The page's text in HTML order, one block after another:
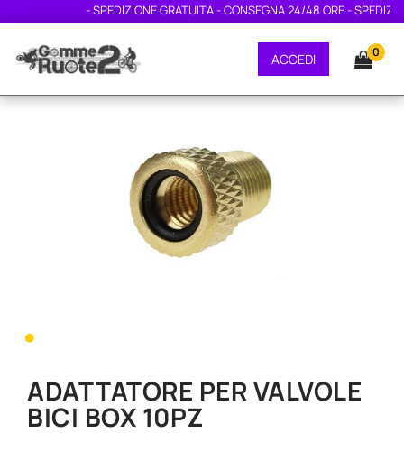
- SPEDIZIONE GRATUITA - CONSEGNA 24/48 ORE -
ACCEDI 0
•
ADATTATORE PER VALVOLE
BICI BOX 10PZ